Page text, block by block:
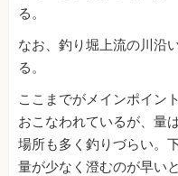
る。
なお、釣り堀上流の川沿
る。
ここまでがメインポイン
おこなわれているが、量
場所も多く釣りづらい。
量が少なく澄むのが早い